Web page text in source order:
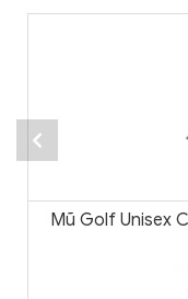
Mũ Golf Unisex